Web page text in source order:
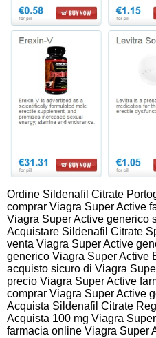
Ordine Sildenafil Citrate
comprar Viagra Super Active
Viagra Super Active generico
Acquistare Sildenafil Citrate
venta Viagra Super Active
generico Viagra Super Active
acquisto sicuro di Viagra
precio Viagra Super Active
comprar Viagra Super Active
Acquista Sildenafil Citrate
Acquista 100 mg Viagra
farmacia online Viagra Super